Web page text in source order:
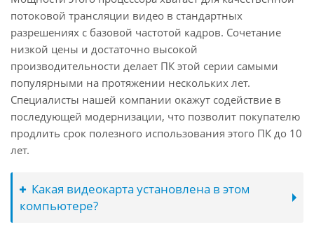
потоковой трансляции видео в стандартных
разрешениях с базовой частотой кадров. Сочетание
низкой цены и достаточно высокой
производительности делает ПК этой серии самыми
популярными на протяжении нескольких лет.
Специалисты нашей компании окажут содействие в
последующей модернизации, что позволит покупателю
продлить срок полезного использования этого ПК до 10
лет.
Какая видеокарта установлена в этом
компьютере?